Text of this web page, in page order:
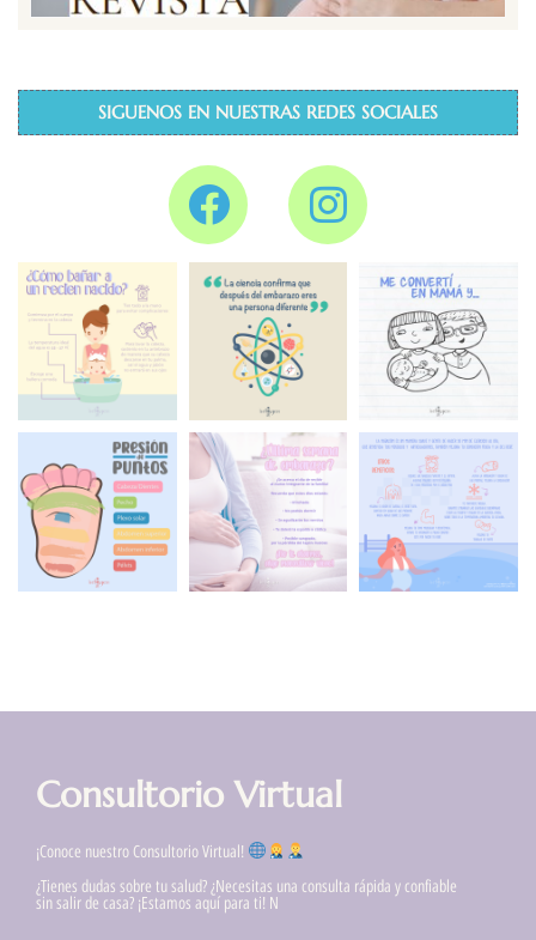
SIGUENOS EN NUESTRAS REDES SOCIALES
Consultorio Virtual
¡Conoce nuestro Consultorio Virtual!
¿Tienes dudas sobre tu salud? ¿Necesitas una consulta rápida y confiable
sin salir de casa? ¡Estamos aquí para ti! N